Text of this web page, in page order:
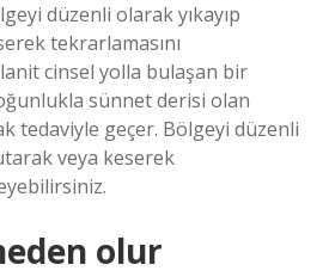
düzenli olarak yıkayıp
tekrarlamasını
cinsel yolla bulaşan bir
sünnet derisi olan
tedaviyle geçer. Bölgeyi düzenli
veya keserek
olur